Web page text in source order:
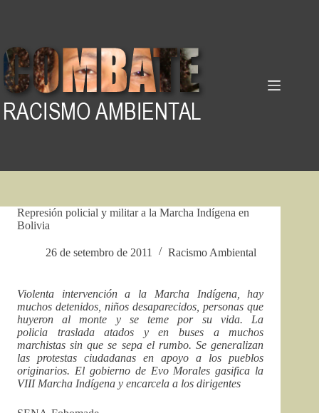
Represión policial y militar a la Marcha Indígena en
Bolivia
26 de setembro de 2011 Racismo Ambiental
Violenta intervención a la Marcha Indígena, hay
muchos detenidos, niños desaparecidos, personas que
huyeron al monte y se teme por su vida. La
policia traslada atados y en buses a muchos
marchistas sin que se sepa el rumbo. Se generalizan
las protestas ciudadanas en apoyo a los pueblos
originarios. El gobierno de Evo Morales gasifica la
VIII Marcha Indígena y encarcela a los dirigentes